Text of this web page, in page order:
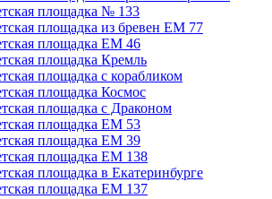
площадка № 133
площадка из бревен ЕМ 77
площадка ЕМ 46
площадка Кремль
площадка с корабликом
площадка Космос
площадка с Драконом
площадка ЕМ 53
площадка ЕМ 39
площадка ЕМ 138
площадка в Екатеринбурге
площадка ЕМ 137